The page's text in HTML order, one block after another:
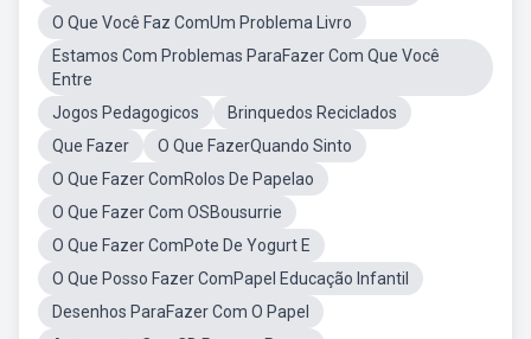
O Que Você Faz ComUm Problema Livro
Estamos Com Problemas ParaFazer Com Que Você
Entre
Jogos Pedagogicos
Brinquedos Reciclados
Que Fazer
O Que FazerQuando Sinto
O Que Fazer ComRolos De Papelao
O Que Fazer Com OSBousurrie
O Que Fazer ComPote De Yogurt E
O Que Posso Fazer ComPapel Educação Infantil
Desenhos ParaFazer Com O Papel